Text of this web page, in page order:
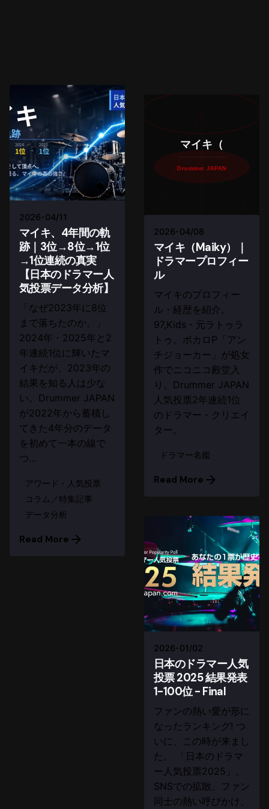
2026-04/11
マイキ、4年間の軌
跡｜3位→8位→1位
→1位連続の真実
【日本のドラマー人
気投票データ分析】
「なぜ2023年に8位
まで落ちたのか。」
2024年・2025年と2
年連続1位に輝いたマ
イキだが、2023年の
結果を知る人は少な
い。Drummer JAPAN
が2022年から蓄積し
てきた4年分のデータ
を初めて一本の線で
つ...
アワード・人気投票
コラム／特集記事
データ分析
Read More
マイキ（
Drummer JAPAN
2026-04/08
マイキ（Maiky）｜
ドラマープロフィー
ル
マイキのプロフィー
ル・経歴を紹介。
97,Kids・元ラトゥラ
トゥ。ボカロP「アン
チジョーカー」が処女
作でニコニコ殿堂入
り。Drummer JAPAN
人気投票2年連続1位
のドラマー・クリエイ
ター。
ドラマー名鑑
Read More
2026-01/02
日本のドラマー人気
投票 2025 結果発表
1-100位 - Final
ファンの熱い愛が形に
なったランキング! つ
いに、この時が来まし
た。 「日本のドラマ
ー人気投票2025」。
SNSでの拡散、ファン
同士の熱い呼びかけ、